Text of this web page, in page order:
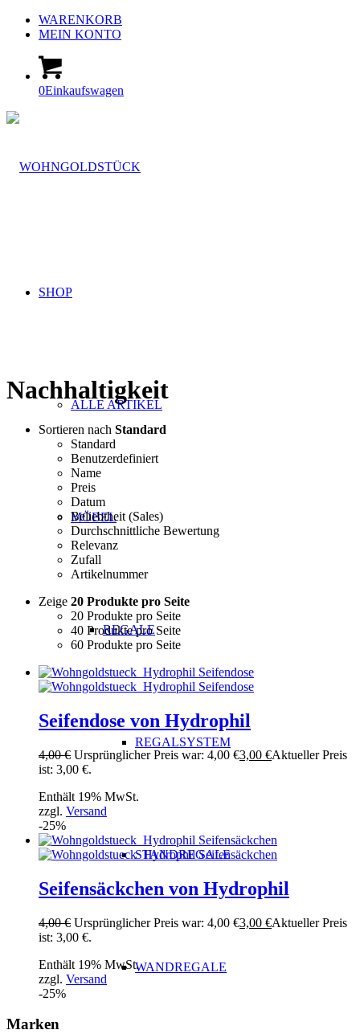
WARENKORB
MEIN KONTO
0Einkaufswagen
SHOP
ALLE ARTIKEL
MÖBEL
REGALE
REGALSYSTEM
STANDREGALE
WANDREGALE
Nachhaltigkeit
Sortieren nach Standard
Standard
Benutzerdefiniert
Name
Preis
Datum
Beliebtheit (Sales)
Durchschnittliche Bewertung
Relevanz
Zufall
Artikelnummer
Zeige 20 Produkte pro Seite
20 Produkte pro Seite
40 Produkte pro Seite
60 Produkte pro Seite
Seifendose von Hydrophil
4,00€ Ursprünglicher Preis war: 4,00 €3,00 €Aktueller Preis
ist: 3,00 €.
Enthält 19% MwSt.
zzgl. Versand
-25%
Seifensäckchen von Hydrophil
4,00€ Ursprünglicher Preis war: 4,00 €3,00 €Aktueller Preis
ist: 3,00 €.
Enthält 19% MwSt.
zzgl. Versand
-25%
Marken